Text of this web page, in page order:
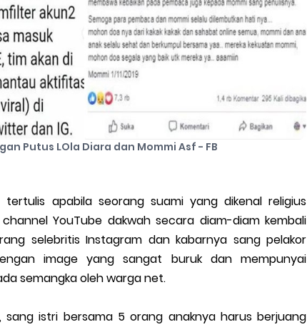
Putus LOla Diara dan Mommi Asf - FB
apabila seorang suami yang dikenal religius
YouTube dakwah secara diam-diam kembali
selebritis Instagram dan kabarnya sang pelakor
image yang sangat buruk dan mempunyai
semangka oleh warga net.
sang istri bersama 5 orang anaknya harus berjuang